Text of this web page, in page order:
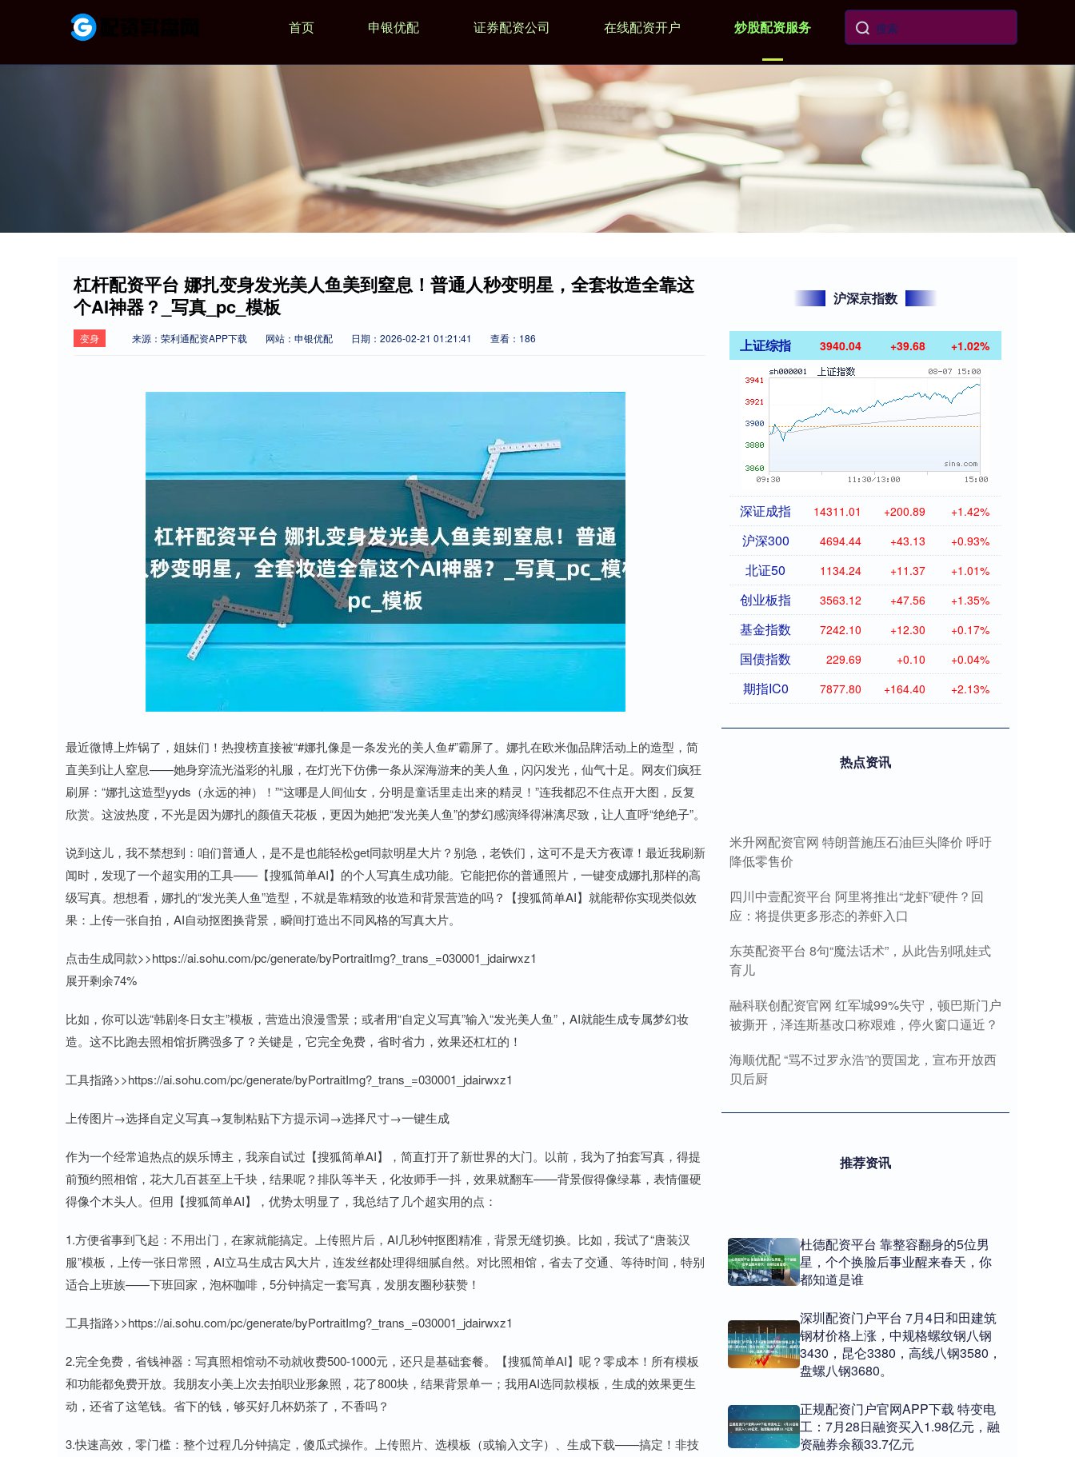
首页 申银优配 证券配资公司 在线配资开户 炒股配资服务
杠杆配资平台 娜扎变身发光美人鱼美到窒息！普通人秒变明星，全套妆造全靠这
个AI神器？_写真_pc_模板
变身 来源：荣利通配资APP下载 网站：申银优配 日期：2026-02-21 01:21:41 查看：186
最近微博上炸锅了，姐妹们！热搜榜直接被“#娜扎像是一条发光的美人鱼#”霸屏了。娜扎在欧米伽品牌活动上的造型，简
直美到让人窒息——她身穿流光溢彩的礼服，在灯光下仿佛一条从深海游来的美人鱼，闪闪发光，仙气十足。网友们疯狂
刷屏：“娜扎这造型yyds（永远的神）！”“这哪是人间仙女，分明是童话里走出来的精灵！”连我都忍不住点开大图，反复
欣赏。这波热度，不光是因为娜扎的颜值天花板，更因为她把“发光美人鱼”的梦幻感演绎得淋漓尽致，让人直呼“绝绝子”。
说到这儿，我不禁想到：咱们普通人，是不是也能轻松get同款明星大片？别急，老铁们，这可不是天方夜谭！最近我刷新
闻时，发现了一个超实用的工具——【搜狐简单AI】的个人写真生成功能。它能把你的普通照片，一键变成娜扎那样的高
级写真。想想看，娜扎的“发光美人鱼”造型，不就是靠精致的妆造和背景营造的吗？【搜狐简单AI】就能帮你实现类似效
果：上传一张自拍，AI自动抠图换背景，瞬间打造出不同风格的写真大片。
点击生成同款>>https://ai.sohu.com/pc/generate/byPortraitImg?_trans_=030001_jdairwxz1
展开剩余74%
比如，你可以选“韩剧冬日女主”模板，营造出浪漫雪景；或者用“自定义写真”输入“发光美人鱼”，AI就能生成专属梦幻妆
造。这不比跑去照相馆折腾强多了？关键是，它完全免费，省时省力，效果还杠杠的！
工具指路>>https://ai.sohu.com/pc/generate/byPortraitImg?_trans_=030001_jdairwxz1
上传图片→选择自定义写真→复制粘贴下方提示词→选择尺寸→一键生成
作为一个经常追热点的娱乐博主，我亲自试过【搜狐简单AI】，简直打开了新世界的大门。以前，我为了拍套写真，得提
前预约照相馆，花大几百甚至上千块，结果呢？排队等半天，化妆师手一抖，效果就翻车——背景假得像绿幕，表情僵硬
得像个木头人。但用【搜狐简单AI】，优势太明显了，我总结了几个超实用的点：
1.方便省事到飞起：不用出门，在家就能搞定。上传照片后，AI几秒钟抠图精准，背景无缝切换。比如，我试了“唐装汉
服”模板，上传一张日常照，AI立马生成古风大片，连发丝都处理得细腻自然。对比照相馆，省去了交通、等待时间，特别
适合上班族——下班回家，泡杯咖啡，5分钟搞定一套写真，发朋友圈秒获赞！
工具指路>>https://ai.sohu.com/pc/generate/byPortraitImg?_trans_=030001_jdairwxz1
2.完全免费，省钱神器：写真照相馆动不动就收费500-1000元，还只是基础套餐。【搜狐简单AI】呢？零成本！所有模板
和功能都免费开放。我朋友小美上次去拍职业形象照，花了800块，结果背景单一；我用AI选同款模板，生成的效果更生
动，还省了这笔钱。省下的钱，够买好几杯奶茶了，不香吗？
3.快速高效，零门槛：整个过程几分钟搞定，傻瓜式操作。上传照片、选模板（或输入文字）、生成下载——搞定！非技
沪深京指数
上证综指 3940.04 +39.68 +1.02%
深证成指 14311.01 +200.89 +1.42%
沪深300 4694.44 +43.13 +0.93%
北证50 1134.24 +11.37 +1.01%
创业板指 3563.12 +47.56 +1.35%
基金指数 7242.10 +12.30 +0.17%
国债指数 229.69 +0.10 +0.04%
期指IC0 7877.80 +164.40 +2.13%
热点资讯
米升网配资官网 特朗普施压石油巨头降价 呼吁
降低零售价
四川中壹配资平台 阿里将推出“龙虾”硬件？回
应：将提供更多形态的养虾入口
东英配资平台 8句“魔法话术”，从此告别吼娃式
育儿
融科联创配资官网 红军城99%失守，顿巴斯门户
被撕开，泽连斯基改口称艰难，停火窗口逼近？
海顺优配 “骂不过罗永浩”的贾国龙，宣布开放西
贝后厨
推荐资讯
杜德配资平台 靠整容翻身的5位男
星，个个换脸后事业醒来春天，你
都知道是谁
深圳配资门户平台 7月4日和田建筑
钢材价格上涨，中规格螺纹钢八钢
3430，昆仑3380，高线八钢3580，
盘螺八钢3680。
正规配资门户官网APP下载 特变电
工：7月28日融资买入1.98亿元，融
资融券余额33.7亿元